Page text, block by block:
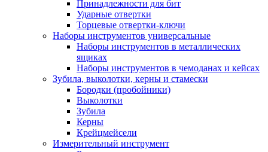
Принадлежности для бит
Ударные отвертки
Торцевые отвертки-ключи
Наборы инструментов универсальные
Наборы инструментов в металлических
ящиках
Наборы инструментов в чемоданах и кейсах
Зубила, выколотки, керны и стамески
Бородки (пробойники)
Выколотки
Зубила
Керны
Крейцмейсели
Измерительный инструмент